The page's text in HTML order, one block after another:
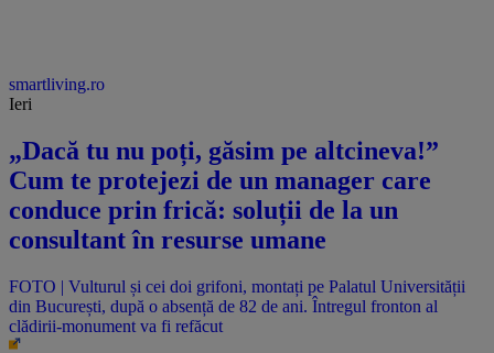
smartliving.ro
Ieri
„Dacă tu nu poți, găsim pe altcineva!”
Cum te protejezi de un manager care
conduce prin frică: soluții de la un
consultant în resurse umane
FOTO | Vulturul și cei doi grifoni, montați pe Palatul Universității
din București, după o absență de 82 de ani. Întregul fronton al
clădirii-monument va fi refăcut